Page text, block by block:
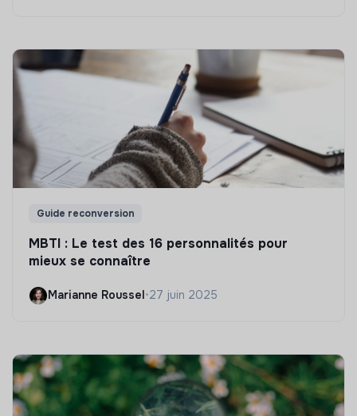
Guide reconversion
MBTI : Le test des 16 personnalités pour
mieux se connaître
Marianne Roussel •27 juin 2025